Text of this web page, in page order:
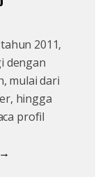
2011,
dengan
mulai dari
hingga
profil